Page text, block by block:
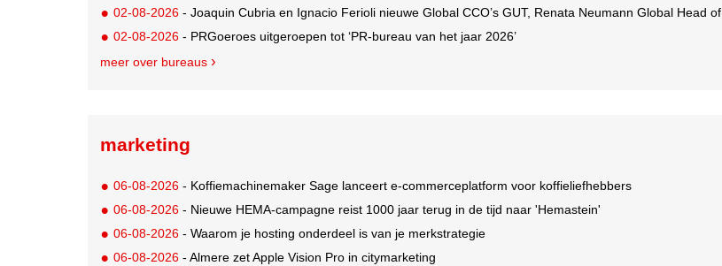
02-08-2026 - Joaquin Cubria en Ignacio Ferioli nieuwe Global CCO’s GUT, Renata Neumann Global Head of Production
02-08-2026 - PRGoeroes uitgeroepen tot ‘PR-bureau van het jaar 2026’
meer over bureaus
marketing
06-08-2026 - Koffiemachinemaker Sage lanceert e-commerceplatform voor koffieliefhebbers
06-08-2026 - Nieuwe HEMA-campagne reist 1000 jaar terug in de tijd naar 'Hemastein'
06-08-2026 - Waarom je hosting onderdeel is van je merkstrategie
06-08-2026 - Almere zet Apple Vision Pro in citymarketing